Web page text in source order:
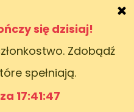
się dzisiaj!
Zdobądź
spełniają.
17:41:46